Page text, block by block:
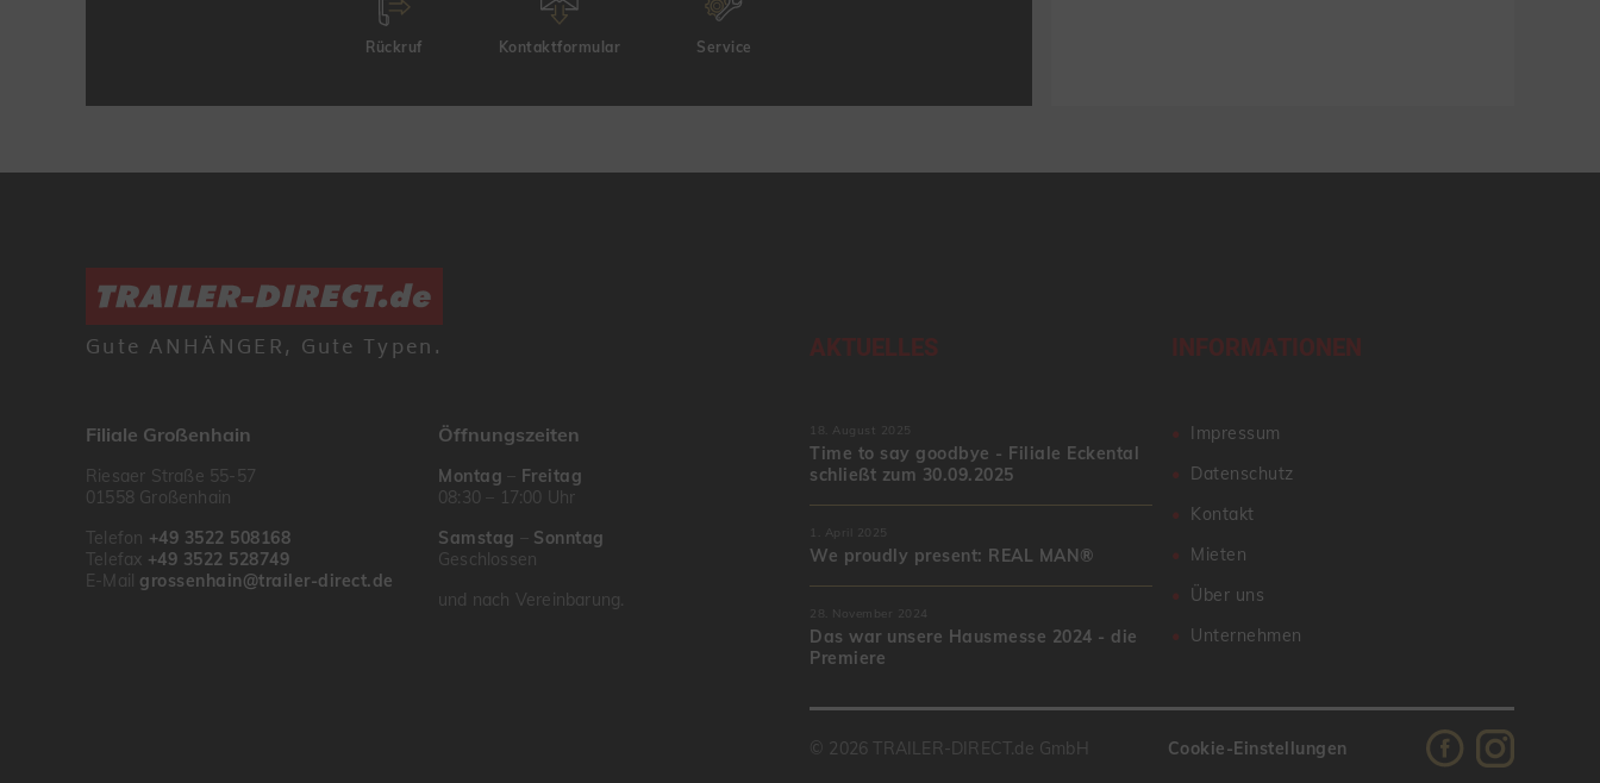
Rückruf Kontaktformular Service
Gute ANHÄNGER, Gute Typen.
Filiale Großenhain
Riesaer Straße 55-57
01558 Großenhain
Telefon +49 3522 508168
Telefax +49 3522 528749
E-Mail grossenhain@trailer-direct.de
Öffnungszeiten
Montag
Freitag
08:30 – 17:00 Uhr
Samstag
Sonntag
Geschlossen
und nach Vereinbarung.
AKTUELLES
18. August 2025
Time to say goodbye - Filiale Eckental
schließt zum 30.09.2025
1. April 2025
We proudly present: REAL MAN®
28. November 2024
Das war unsere Hausmesse 2024 - die
Premiere
INFORMATIONEN
Impressum
Datenschutz
Kontakt
Mieten
Über uns
Unternehmen
© 2026 TRAILER-DIRECT.de GmbH Cookie-Einstellungen